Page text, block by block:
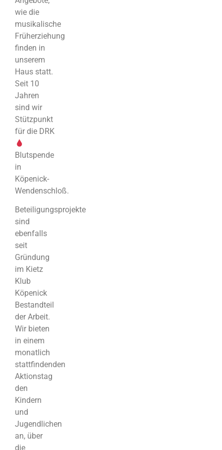
wie die
musikalische
Früherziehung
finden in
unserem
Haus statt.
Seit 10
Jahren
sind wir
Stützpunkt
für die DRK
Blutspende
in
Köpenick-
Wendenschloß.
Beteiligungsprojekte
sind
ebenfalls
seit
Gründung
im Kietz
Klub
Köpenick
Bestandteil
der Arbeit.
Wir bieten
in einem
monatlich
stattfindenden
Aktionstag
den
Kindern
und
Jugendlichen
an, über
die